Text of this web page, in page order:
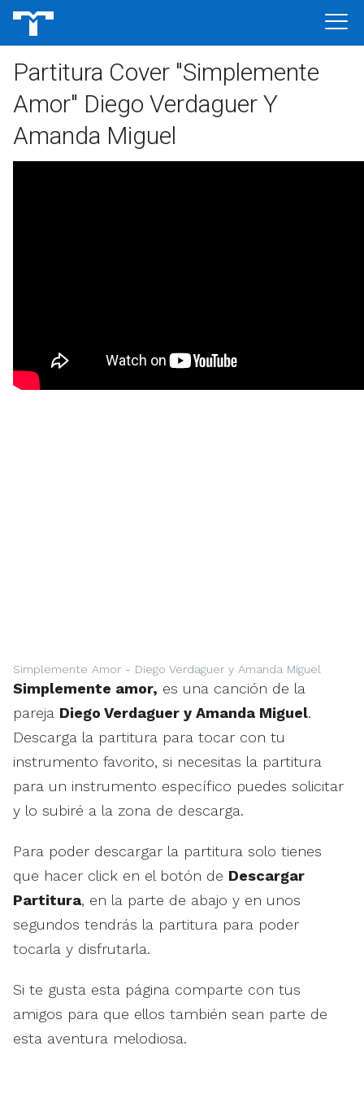
Partitura Cover "Simplemente
Amor" Diego Verdaguer Y
Amanda Miguel
Simplemente Amor - Diego Verdaguer y Amanda Miguel
Simplemente amor, es una canción de la
pareja Diego Verdaguer y Amanda Miguel.
Descarga la partitura para tocar con tu
instrumento favorito, si necesitas la partitura
para un instrumento específico puedes solicitar
y lo subiré a la zona de descarga.
Para poder descargar la partitura solo tienes
que hacer click en el botón de Descargar
Partitura, en la parte de abajo y en unos
segundos tendrás la partitura para poder
tocarla y disfrutarla.
Si te gusta esta página comparte con tus
amigos para que ellos también sean parte de
esta aventura melodiosa.